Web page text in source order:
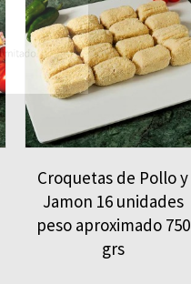
Croquetas de Pollo y
Jamon 16 unidades
peso aproximado 750
grs